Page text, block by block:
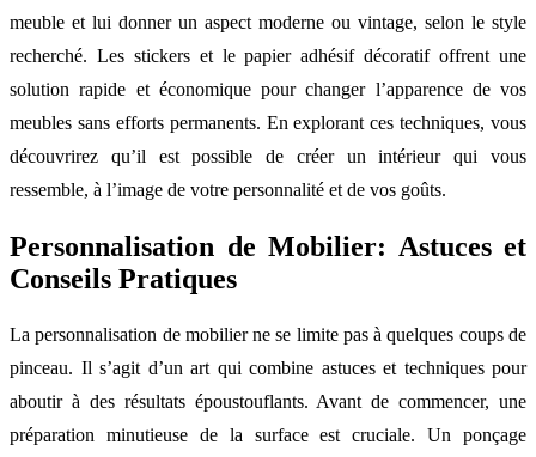
meuble et lui donner un aspect moderne ou vintage, selon le style
recherché. Les stickers et le papier adhésif décoratif offrent une
solution rapide et économique pour changer l’apparence de vos
meubles sans efforts permanents. En explorant ces techniques, vous
découvrirez qu’il est possible de créer un intérieur qui vous
ressemble, à l’image de votre personnalité et de vos goûts.
Personnalisation de Mobilier: Astuces et
Conseils Pratiques
La personnalisation de mobilier ne se limite pas à quelques coups de
pinceau. Il s’agit d’un art qui combine astuces et techniques pour
aboutir à des résultats époustouflants. Avant de commencer, une
préparation minutieuse de la surface est cruciale. Un ponçage